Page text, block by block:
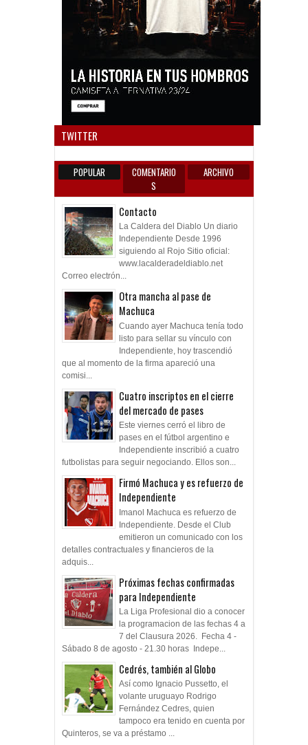
TWITTER
POPULAR
COMENTARIO
S
ARCHIVO
Contacto
La Caldera del Diablo Un diario
Independiente Desde 1996
siguiendo al Rojo Sitio oficial:
www.lacalderadeldiablo.net
Correo electrón...
Otra mancha al pase de
Machuca
Cuando ayer Machuca tenía todo
listo para sellar su vínculo con
Independiente, hoy trascendió
que al momento de la firma apareció una
comisi...
Cuatro inscriptos en el cierre
del mercado de pases
Este viernes cerró el libro de
pases en el fútbol argentino e
Independiente inscribió a cuatro
futbolistas para seguir negociando. Ellos son...
Firmó Machuca y es refuerzo de
Independiente
Imanol Machuca es refuerzo de
Independiente. Desde el Club
emitieron un comunicado con los
detalles contractuales y financieros de la
adquis...
Próximas fechas confirmadas
para Independiente
La Liga Profesional dio a conocer
la programacion de las fechas 4 a
7 del Clausura 2026. Fecha 4 -
Sábado 8 de agosto - 21.30 horas Indepe...
Cedrés, también al Globo
Así como Ignacio Pussetto, el
volante uruguayo Rodrigo
Fernández Cedres, quien
tampoco era tenido en cuenta por
Quinteros, se va a préstamo ...